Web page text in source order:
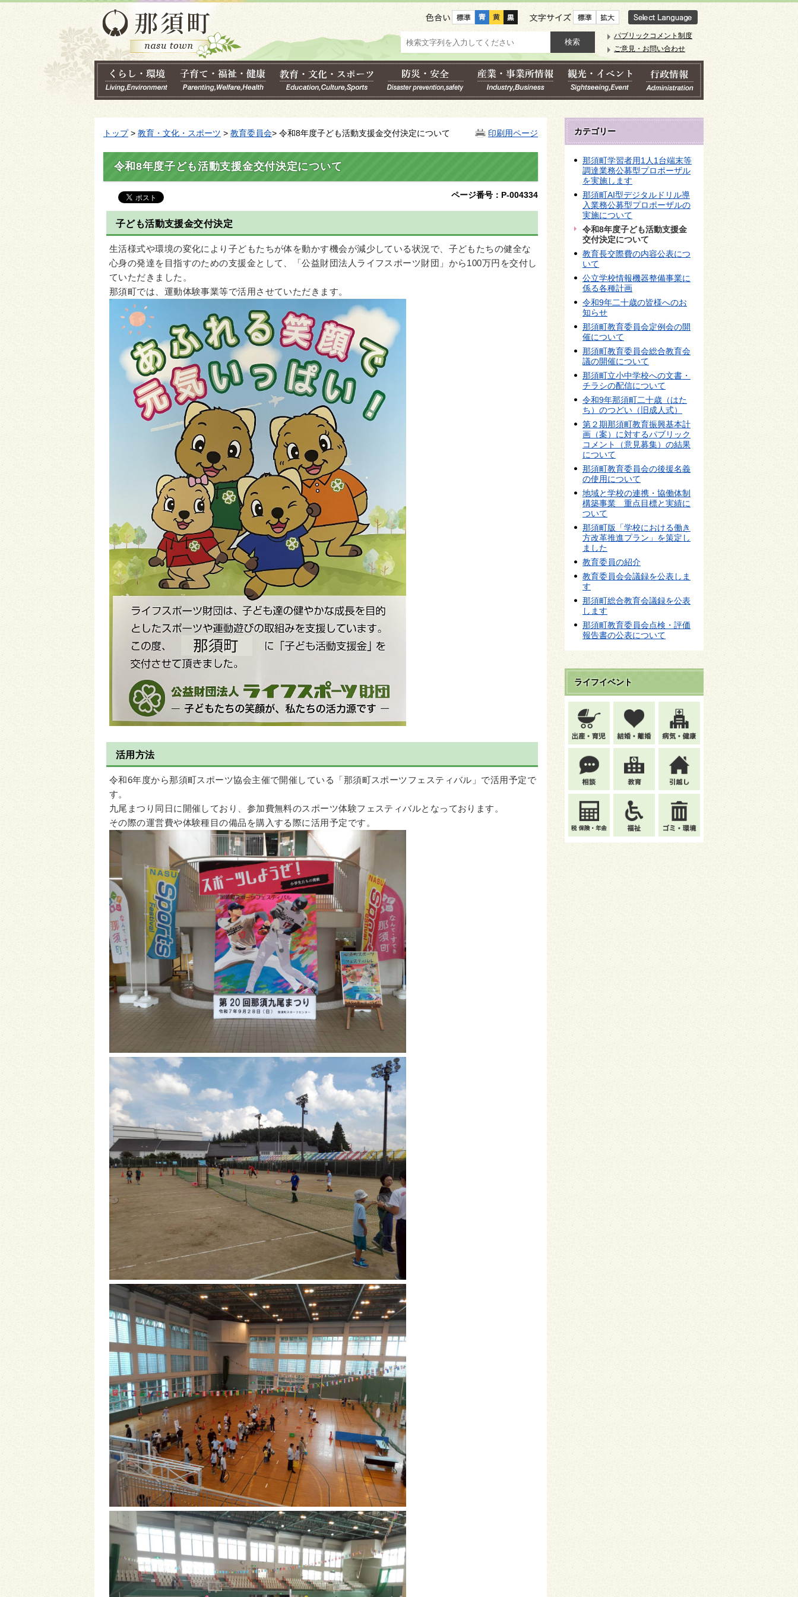
色合い 文字サイズ
パブリックコメント制度
ご意見・お問い合わせ
印刷用ページ
トップ> 教育・文化・スポーツ > 教育委員会> 令和8年度子ども活動支援金交付決定について
令和8年度子ども活動支援金交付決定について
ページ番号：P-004334
子ども活動支援金交付決定
生活様式や環境の変化により子どもたちが体を動かす機会が減少している状況で、子どもたちの健全な
心身の発達を目指すのための支援金として、「公益財団法人ライフスポーツ財団」から100万円を交付し
ていただきました。
那須町では、運動体験事業等で活用させていただきます。
活用方法
令和6年度から那須町スポーツ協会主催で開催している「那須町スポーツフェスティバル」で活用予定で
す。
九尾まつり同日に開催しており、参加費無料のスポーツ体験フェスティバルとなっております。
その際の運営費や体験種目の備品を購入する際に活用予定です。
カテゴリー
那須町学習者用1人1台端末等
調達業務公募型プロポーザル
を実施します
那須町AI型デジタルドリル導
入業務公募型プロポーザルの
実施について
令和8年度子ども活動支援金
交付決定について
教育長交際費の内容公表につ
いて
公立学校情報機器整備事業に
係る各種計画
令和9年二十歳の皆様へのお
知らせ
那須町教育委員会定例会の開
催について
那須町教育委員会総合教育会
議の開催について
那須町立小中学校への文書・
チラシの配信について
令和9年那須町二十歳（はた
ち）のつどい（旧成人式）
第２期那須町教育振興基本計
画（案）に対するパブリック
コメント（意見募集）の結果
について
那須町教育委員会の後援名義
の使用について
地域と学校の連携・協働体制
構築事業 重点目標と実績に
ついて
那須町版「学校における働き
方改革推進プラン」を策定し
ました
教育委員の紹介
教育委員会会議録を公表しま
す
那須町総合教育会議録を公表
します
那須町教育委員会点検・評価
報告書の公表について
ライフイベント